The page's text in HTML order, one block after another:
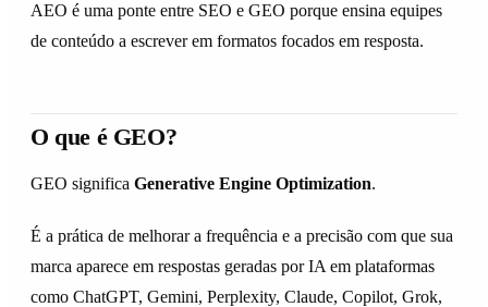
AEO é uma ponte entre SEO e GEO porque ensina equipes
de conteúdo a escrever em formatos focados em resposta.
O que é GEO?
GEO significa Generative Engine Optimization.
É a prática de melhorar a frequência e a precisão com que sua
marca aparece em respostas geradas por IA em plataformas
como ChatGPT, Gemini, Perplexity, Claude, Copilot, Grok,